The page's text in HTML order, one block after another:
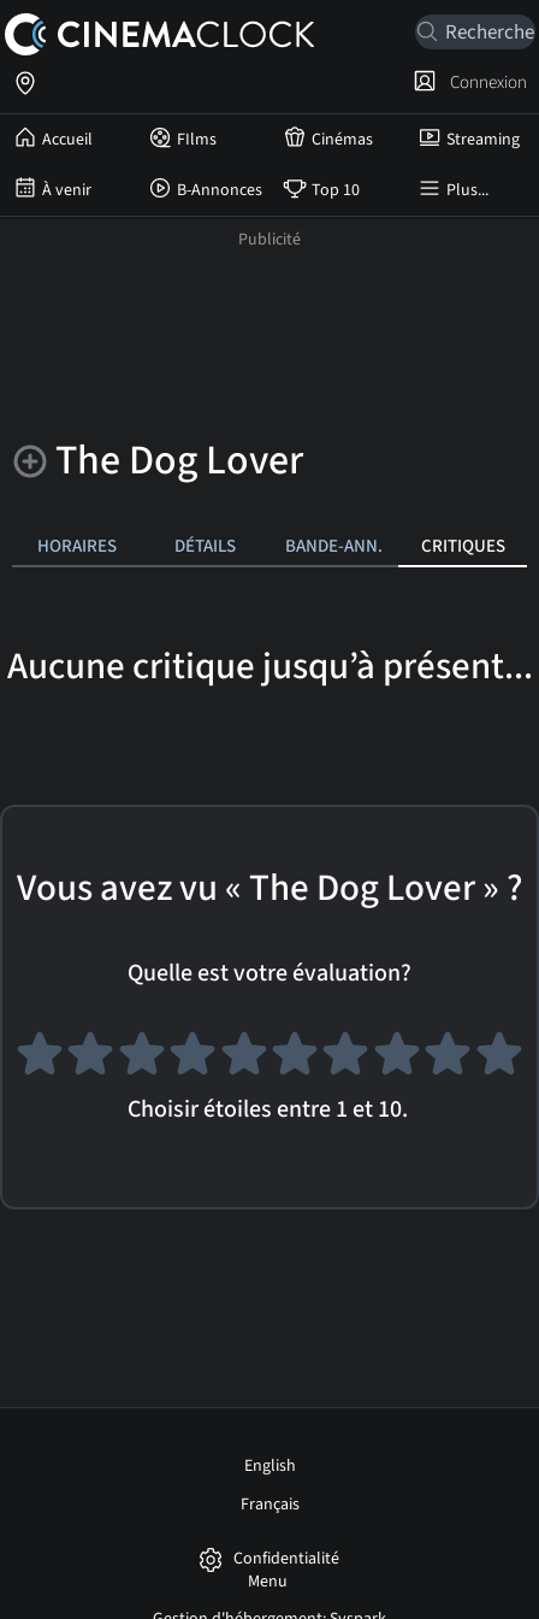
Accueil FIlms Cinémas Streaming
À venir B-Annonces Top 10 Plus...
Connexion
The Dog Lover
HORAIRES DÉTAILS BANDE-ANN. CRITIQUES
Aucune critique jusqu’à présent...
Vous avez vu « The Dog Lover » ?
Quelle est votre évaluation?
Choisir étoiles entre 1 et 10.
English
Français
Confidentialité
Menu